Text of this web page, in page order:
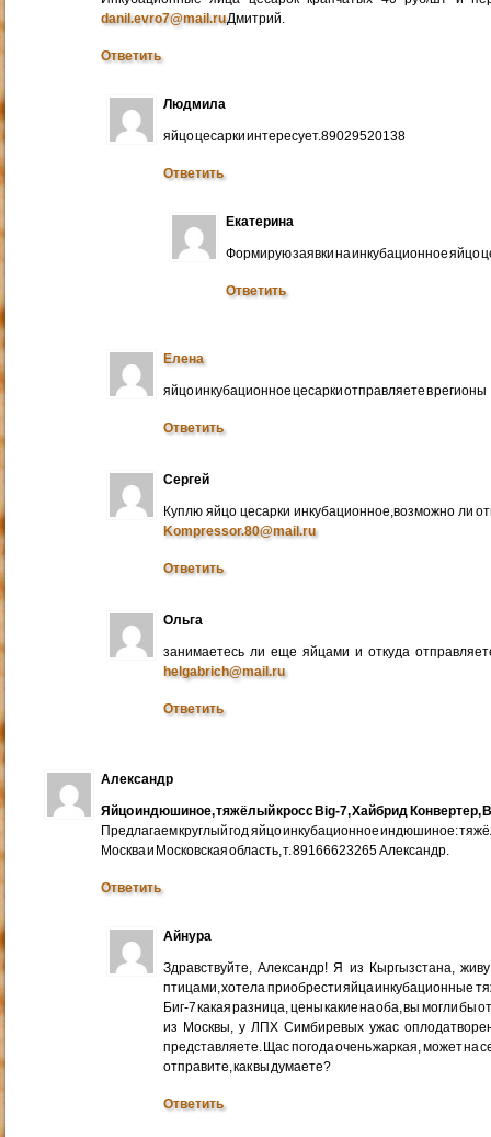
danil.evro7@mail.ruДмитрий.
Ответить
Людмила
яйцо цесарки интересует.89029520138
Ответить
Екатерина
Формирую заявки на инкубационное яйцо
Ответить
Елена
яйцо инкубационное цесарки отправляете в регионы
Ответить
Сергей
Куплю яйцо цесарки инкубационное,возможно ли
Kompressor.80@mail.ru
Ответить
Ольга
занимаетесь ли еще яйцами и откуда
helgabrich@mail.ru
Ответить
Александр
Яйцо индюшиное, тяжёлый кросс Big-7, Хайбрид Конвертер,
Предлагаем круглый год яйцо инкубационное индюшиное:
Москва и Московская область, т. 89166623265 Александр.
Ответить
Айнура
Здравствуйте, Александр! Я из Кыргызстана,
птицами, хотела приобрести яйца инкубационные
Биг-7 какая разница, цены какие на оба, вы могли бы
из Москвы, у ЛПХ Симбиревых ужас
представляете. Щас погода очень жаркая, может на
отправите, как вы думаете?
Ответить